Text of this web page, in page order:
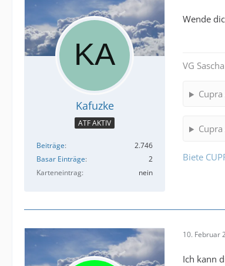
Kafuzke
ATF AKTIV
Beiträge
2.746
Basar Einträge
2
Karteneintrag
nein
Wende
VG Sascha
Biete
10. Februar
Ich kann